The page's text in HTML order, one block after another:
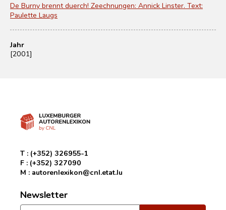
De Burny brennt duerch! Zeechnungen: Annick Linster. Text:
Paulette Laugs
Jahr
[2001]
T : (+352) 326955-1
F : (+352) 327090
M : autorenlexikon@cnl.etat.lu
Newsletter